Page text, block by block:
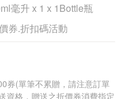
毫升 x 1 x 1Bottle瓶
券.折扣碼活動
券(單筆不累贈，請注意訂單
資格，贈送之折價券消費指定